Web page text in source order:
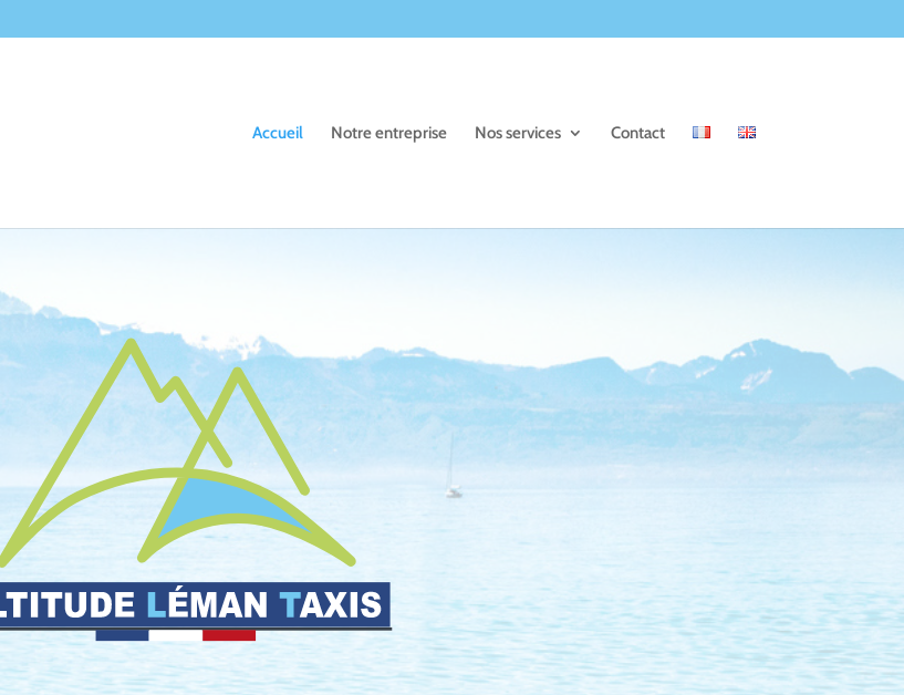
Accueil Notre entreprise Nos services Contact